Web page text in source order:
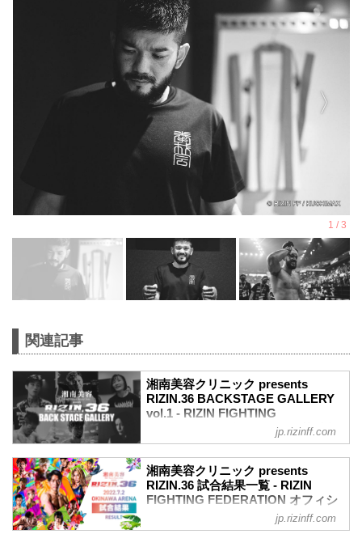
関連記事
湘南美容クリニック presents
RIZIN.36 BACKSTAGE GALLERY
vol.1 - RIZIN FIGHTING
FEDERATION オフィシャルサイト
収めた「BACKSTAGE GALLERY」
第1試合～第9試合までのvol.2はこちら
第13試合 ／鈴木博昭 vs. 平本蓮
jp.rizinff.com
湘南美容クリニック presents
RIZIN.36 試合結果一覧 - RIZIN
FIGHTING FEDERATION オフィシ
jp.rizinff.com